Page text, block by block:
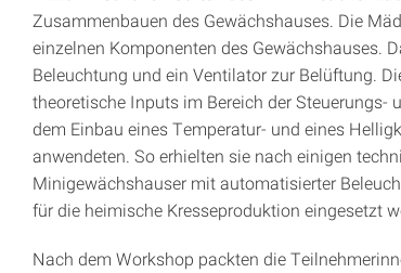
Zusammenbauen des Gewächshauses. Die
einzelnen Komponenten des Gewächshauses.
Beleuchtung und ein Ventilator zur Belüftung.
theoretische Inputs im Bereich der Steuerungs-
dem Einbau eines Temperatur- und eines
anwendeten. So erhielten sie nach einigen
Minigewächshauser mit automatisierter
für die heimische Kresseproduktion eingesetzt
Nach dem Workshop packten die